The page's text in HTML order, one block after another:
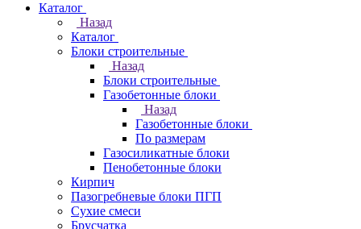
Каталог
Назад
Каталог
Блоки строительные
Назад
Блоки строительные
Газобетонные блоки
Назад
Газобетонные блоки
По размерам
Газосиликатные блоки
Пенобетонные блоки
Кирпич
Пазогребневые блоки ПГП
Сухие смеси
Брусчатка